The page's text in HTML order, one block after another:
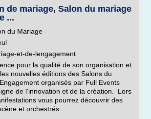
de mariage, Salon du mariage
...
du Mariage
et-de-lengagement
pour la qualité de son organisation et
nouvelles éditions des Salons du
organisés par Full Events
de l'innovation et de la création. Lors
vous pourrez découvrir des
et orchestrés...